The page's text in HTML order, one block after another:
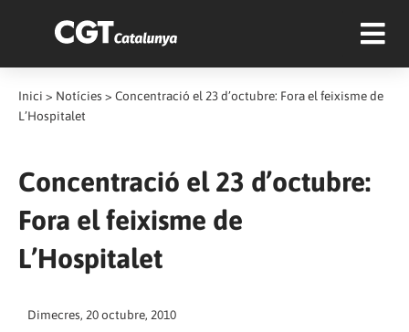
Inici > Notícies > Concentració el 23 d’octubre: Fora el feixisme de
L’Hospitalet
Concentració el 23 d’octubre:
Fora el feixisme de
L’Hospitalet
Dimecres, 20 octubre, 2010